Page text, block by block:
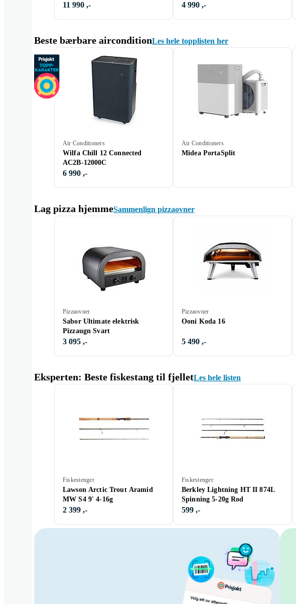
11 990 ,- 4 990 ,-
Beste bærbare airconditionLes hele topplisten her
Air Conditioners
Wilfa Chill 12 Connected
AC2B-12000C
6 990 ,-
Air Conditioners
Midea PortaSplit
Lag pizza hjemmeSammenlign pizzaovner
Pizzaovner
Sabor Ultimate elektrisk
Pizzaugn Svart
3 095 ,-
Pizzaovner
Ooni Koda 16
5 490 ,-
Eksperten: Beste fiskestang til fjelletLes hele listen
Fiskestenger
Lawson Arctic Trout Aramid
MW S4 9' 4-16g
2 399 ,-
Fiskestenger
Berkley Lightning HT II 874L
Spinning 5-20g Rod
599 ,-